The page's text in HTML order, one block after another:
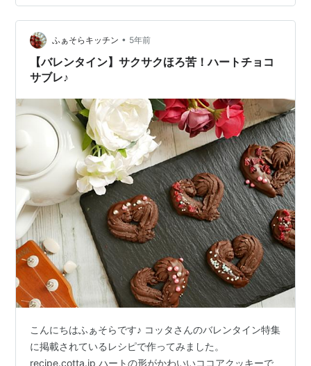
ト！ 色でいうとミルキーピンク。 バレンタインのキュー
トなタルト 今年はバレンタインレシピを作ろうかな？ 突
然の思い付きでトライしてみました。 使ったのは既製品
のタルトクッキー型。 スーパーによっては菓子材料のコ
ーナーで 通…
ふぁそらキッチン • 5年前
【バレンタイン】サクサクほろ苦！ハートチョコ
サブレ♪
こんにちはふぁそらです♪ コッタさんのバレンタイン特集
に掲載されているレシピで作ってみました。
recipe.cotta.jp ハートの形がかわいいココアクッキーで